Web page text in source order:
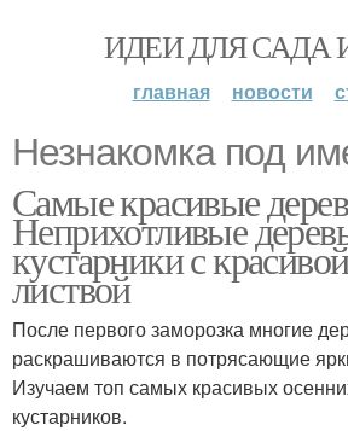
ИДЕИ ДЛЯ САДА
главная новости
Незнакомка под
Самые красивые
Неприхотливые
кустарники с
листвой
После первого заморозка многие
раскрашиваются в потрясающие
Изучаем топ самых красивых
кустарников.